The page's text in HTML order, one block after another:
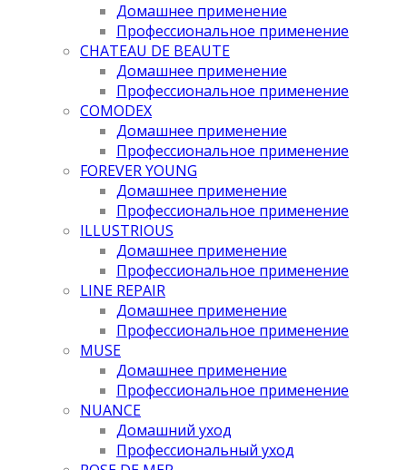
Домашнее применение
Профессиональное применение
CHATEAU DE BEAUTE
Домашнее применение
Профессиональное применение
COMODEX
Домашнее применение
Профессиональное применение
FOREVER YOUNG
Домашнее применение
Профессиональное применение
ILLUSTRIOUS
Домашнее применение
Профессиональное применение
LINE REPAIR
Домашнее применение
Профессиональное применение
MUSE
Домашнее применение
Профессиональное применение
NUANCE
Домашний уход
Профессиональный уход